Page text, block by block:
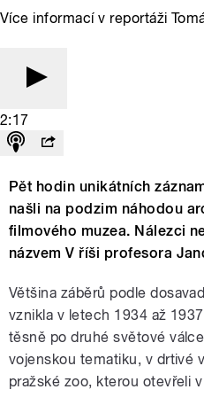
Více informací v reportáži
2:17
Pět hodin unikátních
našli na podzim náhodou
filmového muzea. Nálezci
názvem V říši profesora
Většina záběrů podle
vznikla v letech 1934 až
těsně po druhé světové
vojenskou tematiku, v drtivé
pražské zoo, kterou otevřeli